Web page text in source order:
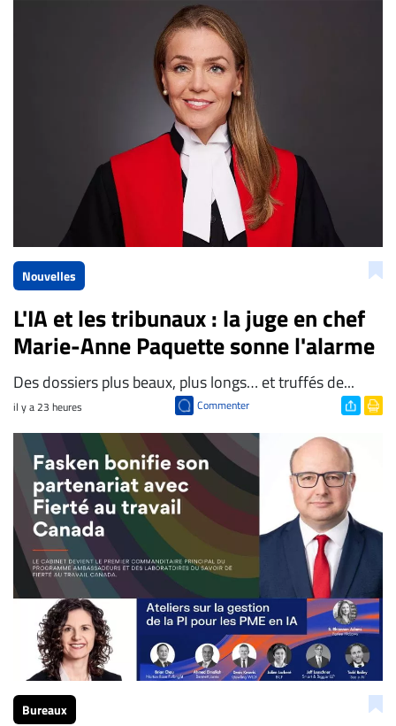
La Rédaction de Droit-inc.com
Nouvelles
L'IA et les tribunaux : la juge en chef
Marie-Anne Paquette sonne l'alarme
Des dossiers plus beaux, plus longs… et truffés de...
il y a 23 heures Commenter
Bureaux